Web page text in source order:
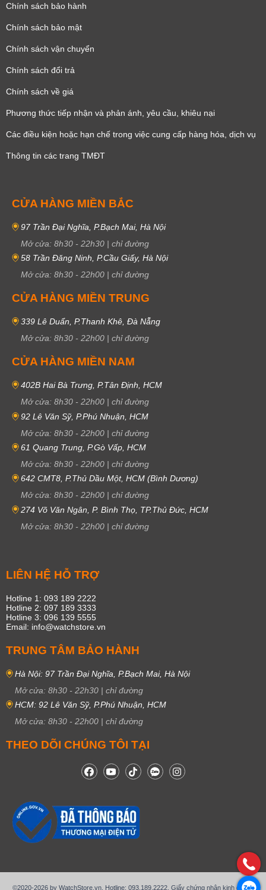
Chính sách bảo hành
Chính sách bảo mật
Chính sách vận chuyển
Chính sách đổi trả
Chính sách về giá
Phương thức tiếp nhận và phản ánh, yêu cầu, khiêu nại
Các điều kiện hoặc hạn chế trong việc cung cấp hàng hóa, dịch vụ
Thông tin các trang TMĐT
CỬA HÀNG MIỀN BẮC
97 Trần Đại Nghĩa, P.Bạch Mai, Hà Nội
Mở cửa: 8h30 - 22h30 | chỉ đường
58 Trần Đăng Ninh, P.Cầu Giấy, Hà Nội
Mở cửa: 8h30 - 22h00 | chỉ đường
CỬA HÀNG MIỀN TRUNG
339 Lê Duẩn, P.Thanh Khê, Đà Nẵng
Mở cửa: 8h30 - 22h00 | chỉ đường
CỬA HÀNG MIỀN NAM
402B Hai Bà Trưng, P.Tân Định, HCM
Mở cửa: 8h30 - 22h00 | chỉ đường
92 Lê Văn Sỹ, P.Phú Nhuận, HCM
Mở cửa: 8h30 - 22h00 | chỉ đường
61 Quang Trung, P.Gò Vấp, HCM
Mở cửa: 8h30 - 22h00 | chỉ đường
642 CMT8, P.Thủ Dầu Một, HCM (Bình Dương)
Mở cửa: 8h30 - 22h00 | chỉ đường
274 Võ Văn Ngân, P. Bình Thọ, TP.Thủ Đức, HCM
Mở cửa: 8h30 - 22h00 | chỉ đường
LIÊN HỆ HỖ TRỢ
Hotline 1: 093 189 2222
Hotline 2: 097 189 3333
Hotline 3: 096 139 5555
Email: info@watchstore.vn
TRUNG TÂM BẢO HÀNH
Hà Nội: 97 Trần Đại Nghĩa, P.Bạch Mai, Hà Nội
Mở cửa: 8h30 - 22h30 | chỉ đường
HCM: 92 Lê Văn Sỹ, P.Phú Nhuận, HCM
Mở cửa: 8h30 - 22h00 | chỉ đường
THEO DÕI CHÚNG TÔI TẠI
©2020-2026 by WatchStore.vn. Hotline: 093.189.2222. Giấy chứng nhận kinh doanh